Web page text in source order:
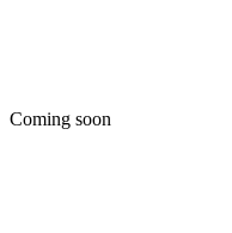
Coming soon